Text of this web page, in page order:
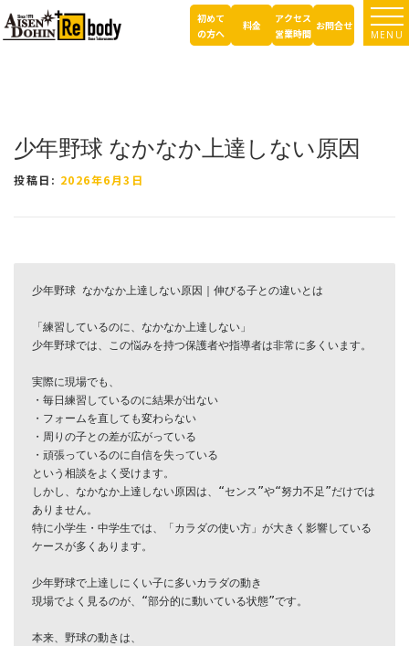
ン
テ
初めて
の方へ
料金
アクセス
営業時間
お問合せ
MENU
TOP ブログ ｜ 所沢市の因泥接骨院 症例報告
少年野球 なかなか上達しない原
因
少年野球 なかなか上達しない原因
投稿日: 2026年6月3日
少年野球 なかなか上達しない原因｜伸びる子との違いとは
「練習しているのに、なかなか上達しない」
少年野球では、この悩みを持つ保護者や指導者は非常に多くいます。
実際に現場でも、
・毎日練習しているのに結果が出ない
・フォームを直しても変わらない
・周りの子との差が広がっている
・頑張っているのに自信を失っている
という相談をよく受けます。
しかし、なかなか上達しない原因は、“センス”や“努力不足”だけでは
ありません。
特に小学生・中学生では、「カラダの使い方」が大きく影響している
ケースが多くあります。
少年野球で上達しにくい子に多いカラダの動き
現場でよく見るのが、“部分的に動いている状態”です。
本来、野球の動きは、